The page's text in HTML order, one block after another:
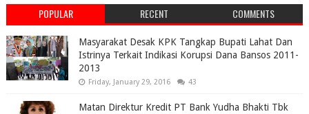
POPULAR RECENT COMMENTS
Masyarakat Desak KPK Tangkap Bupati Lahat Dan
Istrinya Terkait Indikasi Korupsi Dana Bansos 2011-
2013
Friday, January 29, 2016 43
Matan Direktur Kredit PT Bank Yudha Bhakti Tbk